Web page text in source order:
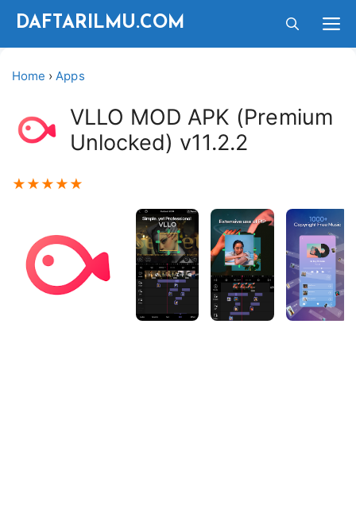
Langsung
DAFTARILMU.COM
Home ›Apps
VLLO MOD APK (Premium
Unlocked) v11.2.2
★ ★ ★ ★ ★